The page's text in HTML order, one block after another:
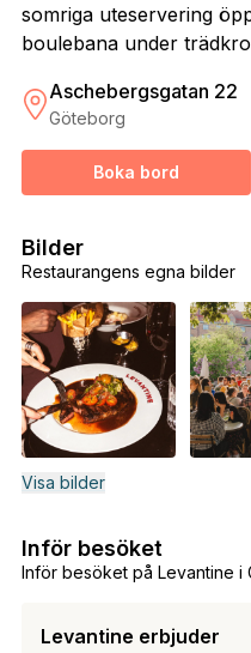
somriga uteservering
boulebana under
Aschebergsgatan 22
Göteborg
Boka bord
Restaurangens egna bilder
Bilder
Visa bilder
Inför besöket på Levantine i
Inför besöket
Levantine erbjuder